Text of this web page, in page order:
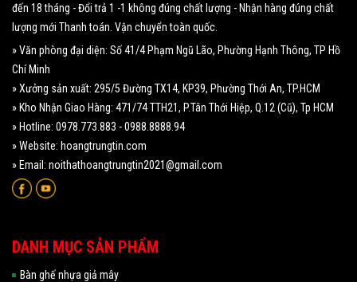
đến 18 tháng - Đổi trả 1 -1 không đúng chất lượng - Nhận hàng đúng chất
lượng mới Thanh toán. Vận chuyển toàn quốc.
» Văn phòng đại diện: Số 41/4 Phạm Ngũ Lão, Phường Hạnh Thông, TP Hồ
Chí Minh
» Xưởng sản xuất: 295/5 Đường TX14, KP39, Phường Thới An, TP.HCM
» Kho Nhận Giao Hàng: 471/74 TTH21, P.Tân Thới Hiệp, Q.12 (Cũ), Tp HCM
» Hotline: 0978.773.883 - 0988.8888.94
» Website: hoangtrungtin.com
» Email: noithathoangtrungtin2021@gmail.com
DANH MỤC SẢN PHẨM
Bàn ghế nhựa giả mây